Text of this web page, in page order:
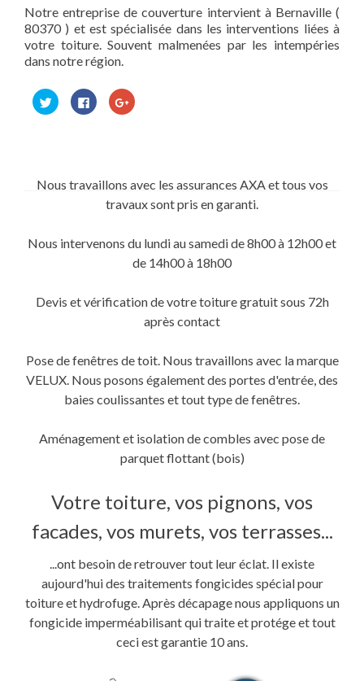
Notre entreprise de couverture intervient à Bernaville (
80370 ) et est spécialisée dans les interventions liées à
votre toiture. Souvent malmenées par les intempéries
dans notre région.
Cliquez
pour
partager
Cliquez
pour
partager
Cliquez
pour
fenêtre)
Nous travaillons avec les assurances AXA et tous vos
travaux sont pris en garanti.
Nous intervenons du lundi au samedi de 8h00 à 12h00 et
de 14h00 à 18h00
Devis et vérification de votre toiture gratuit sous 72h
après contact
Pose de fenêtres de toit. Nous travaillons avec la marque
VELUX. Nous posons également des portes d'entrée, des
baies coulissantes et tout type de fenêtres.
Aménagement et isolation de combles avec pose de
parquet flottant (bois)
Votre toiture, vos pignons, vos
facades, vos murets, vos terrasses...
...ont besoin de retrouver tout leur éclat. Il existe
aujourd'hui des traitements fongicides spécial pour
toiture et hydrofuge. Après décapage nous appliquons un
fongicide imperméabilisant qui traite et protége et tout
ceci est garantie 10 ans.